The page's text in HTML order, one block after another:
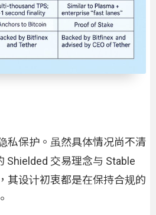
私保护。虽然具体情况尚不清
Shielded 交易理念与 Stable
其设计初衷都是在保持合规的